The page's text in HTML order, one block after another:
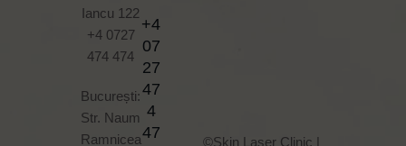
Iancu 122
+4 0727
474 474
București:
Str. Naum
Ramnicea
+4
07
27
47
4
47
©Skin Laser Clinic |